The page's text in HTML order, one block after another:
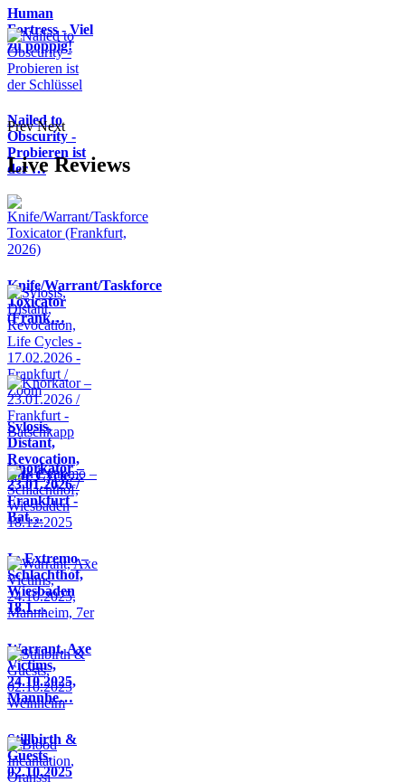
Human
Fortress - Viel
zu poppig!
Nailed to
Obscurity -
Probieren ist
der …
Prev Next
Live Reviews
Knife/Warrant/Taskforce
Toxicator
(Frank…
Sylosis,
Distant,
Revocation,
Life Cycle…
Knorkator –
23.01.2026 /
Frankfurt -
Bat…
In Extremo –
Schlachthof,
Wiesbaden
18.1…
Warrant, Axe
Victims,
24.10.2025,
Mannhe…
Stillbirth &
Guests,
02.10.2025